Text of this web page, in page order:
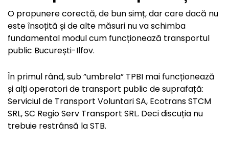
O propunere corectă, de bun simț, dar care dacă nu
este însoțită și de alte măsuri nu va schimba
fundamental modul cum funcționează transportul
public București-Ilfov.
În primul rând, sub ”umbrela” TPBI mai funcționează
și alți operatori de transport public de suprafață:
Serviciul de Transport Voluntari SA, Ecotrans STCM
SRL, SC Regio Serv Transport SRL. Deci discuția nu
trebuie restrânsă la STB.